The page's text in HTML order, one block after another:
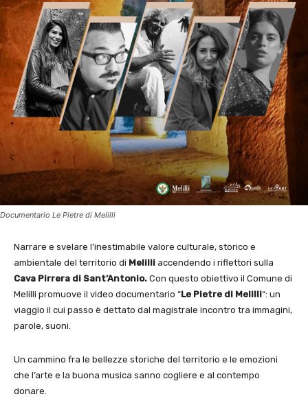
Documentario Le Pietre di Melilli
Narrare e svelare l’inestimabile valore culturale, storico e
ambientale del territorio di Melilli accendendo i riflettori sulla
Cava Pirrera di Sant’Antonio. Con questo obiettivo il Comune di
Melilli promuove il video documentario “Le Pietre di Melilli“: un
viaggio il cui passo è dettato dal magistrale incontro tra immagini,
parole, suoni.
Un cammino fra le bellezze storiche del territorio e le emozioni
che l’arte e la buona musica sanno cogliere e al contempo
donare.